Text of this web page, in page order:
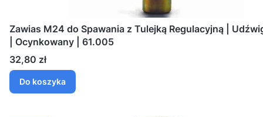
Zawias M24 do Spawania z Tulejką Regulacyjną |
| Ocynkowany | 61.005
Cena
32,80 zł
Do koszyka